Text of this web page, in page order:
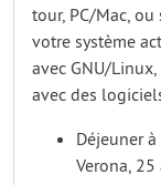
tour, PC/Mac,
votre système
avec GNU/
avec des
Déjeuner
Verona,